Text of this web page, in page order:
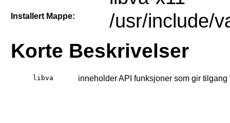
Installert Mappe: /usr/include/
Korte Beskrivelser
libva inneholder API funksjoner som gir